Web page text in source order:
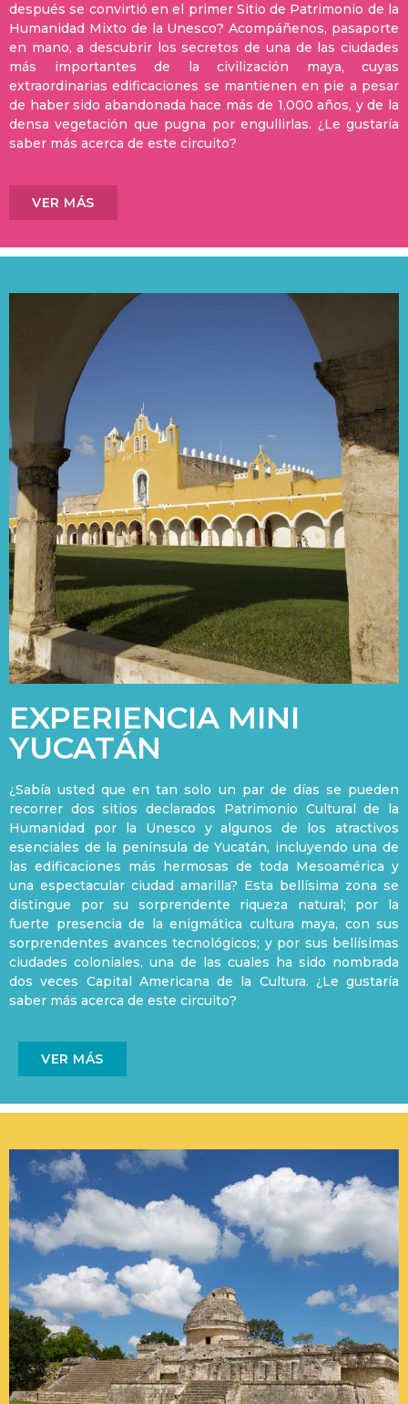
después se convirtió en el primer Sitio de Patrimonio de la
Humanidad Mixto de la Unesco? Acompáñenos, pasaporte
en mano, a descubrir los secretos de una de las ciudades
más importantes de la civilización maya, cuyas
extraordinarias edificaciones se mantienen en pie a pesar
de haber sido abandonada hace más de 1,000 años, y de la
densa vegetación que pugna por engullirlas. ¿Le gustaría
saber más acerca de este circuito?
VER MÁS
EXPERIENCIA MINI
YUCATÁN
¿Sabía usted que en tan solo un par de días se pueden
recorrer dos sitios declarados Patrimonio Cultural de la
Humanidad por la Unesco y algunos de los atractivos
esenciales de la península de Yucatán, incluyendo una de
las edificaciones más hermosas de toda Mesoamérica y
una espectacular ciudad amarilla? Esta bellísima zona se
distingue por su sorprendente riqueza natural; por la
fuerte presencia de la enigmática cultura maya, con sus
sorprendentes avances tecnológicos; y por sus bellísimas
ciudades coloniales, una de las cuales ha sido nombrada
dos veces Capital Americana de la Cultura. ¿Le gustaría
saber más acerca de este circuito?
VER MÁS